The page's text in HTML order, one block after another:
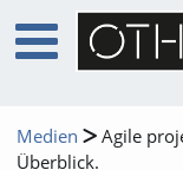
Medien
Agile
Überblick.